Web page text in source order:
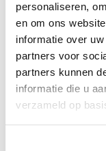
personaliseren,
en om ons
informatie over
partners voor
partners kunnen
informatie die u
verzameld op
ONZE